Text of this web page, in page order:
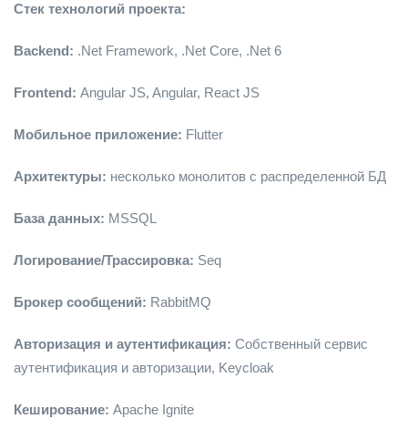
Стек технологий проекта:
Backend: .Net Framework, .Net Core, .Net 6
Frontend: Angular JS, Angular, React JS
Мобильное приложение: Flutter
Архитектуры: несколько монолитов с распределенной БД
База данных: MSSQL
Логирование/Трассировка: Seq
Брокер сообщений: RabbitMQ
Авторизация и аутентификация: Собственный сервис
аутентификация и авторизации, Keycloak
Кеширование: Apache Ignite